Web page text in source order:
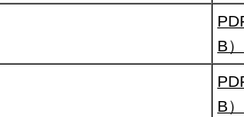
B）
B）